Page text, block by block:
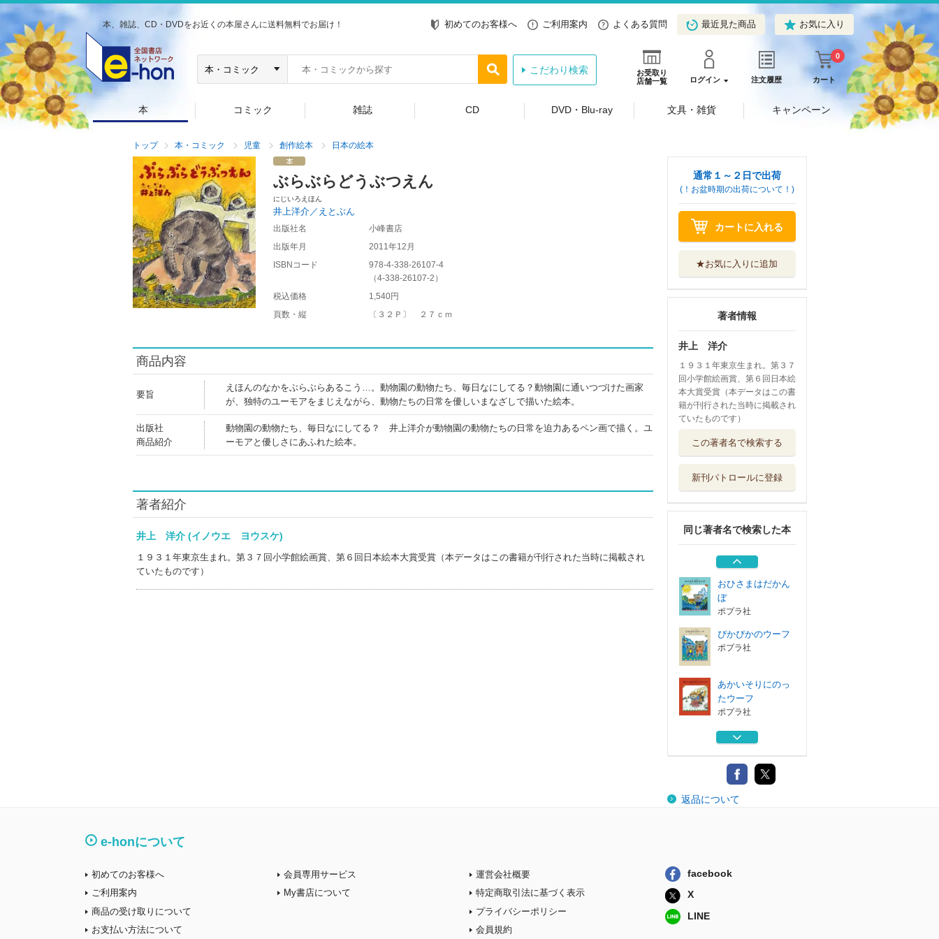
本、雑誌、CD・DVDをお近くの本屋さんに送料無料でお届け！ 初めてのお客様へ ご利用案内 よくある質問 最近見た商品 お気に入り
お受取り
店舗一覧
ログイン 注文履歴 カート
0
こだわり検索
本 コミック 雑誌 CD DVD・Blu-ray 文具・雑貨 キャンペーン
トップ 本・コミック 児童 創作絵本 日本の絵本
ぶらぶらどうぶつえん
にじいろえほん
井上洋介／えとぶん
出版社名
小峰書店
出版年月
2011年12月
ISBNコード
978-4-338-26107-4
（4-338-26107-2 ）
税込価格
1,540円
頁数・縦
〔３２Ｐ〕 ２７ｃｍ
商品内容
要旨
えほんのなかをぶらぶらあるこう…。動物園の動物たち、毎日なにしてる？動物園に通いつづけた画家
が、独特のユーモアをまじえながら、動物たちの日常を優しいまなざしで描いた絵本。
出版社
商品紹介
動物園の動物たち、毎日なにしてる？ 井上洋介が動物園の動物たちの日常を迫力あるペン画で描く。ユ
ーモアと優しさにあふれた絵本。
著者紹介
井上 洋介 (イノウエ ヨウスケ)
１９３１年東京生まれ。第３７回小学館絵画賞、第６回日本絵本大賞受賞（本データはこの書籍が刊行された当時に掲載され
ていたものです）
通常１～２日で出荷
(！お盆時期の出荷について！)
カートに入れる
★お気に入りに追加
著者情報
井上 洋介
１９３１年東京生まれ。第３７
回小学館絵画賞、第６回日本絵
本大賞受賞（本データはこの書
籍が刊行された当時に掲載され
ていたものです）
この著者名で検索する
新刊パトロールに登録
同じ著者名で検索した本
たウーフ
くまの子ウーフ
こんにちはウーフ
ポプラ社
おひさまはだかん
ぼ
ポプラ社
ぴかぴかのウーフ
ポプラ社
あかいそりにのっ
たウーフ
ポプラ社
くまの子ウーフ
こんにちはウーフ
ポプラ社
返品について
e-honについて
初めてのお客様へ
ご利用案内
商品の受け取りについて
お支払い方法について
会員専用サービス
My書店について
運営会社概要
特定商取引法に基づく表示
プライバシーポリシー
会員規約
facebook
X
LINE